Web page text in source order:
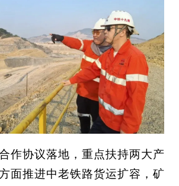
作协议落地，重点扶持两大产
面推进中老铁路货运扩容，矿